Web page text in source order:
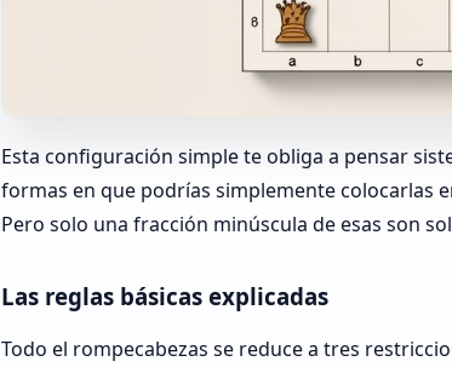
Esta configuración simple te obliga a pensar
formas en que podrías simplemente colocarlas
Pero solo una fracción minúscula de esas son
Las reglas básicas explicadas
Todo el rompecabezas se reduce a tres